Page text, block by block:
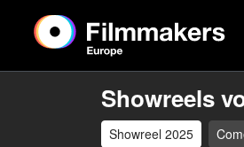
Showreels
Showreel 2025